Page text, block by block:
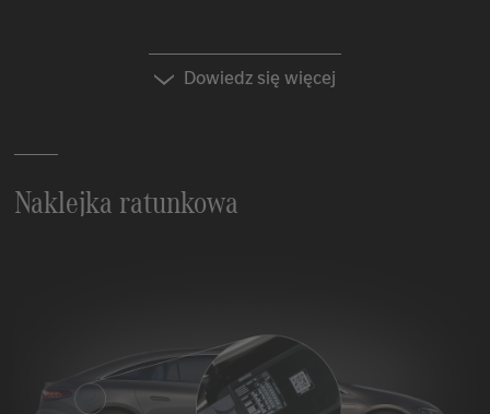
Dowiedz się więcej
Naklejka ratunkowa